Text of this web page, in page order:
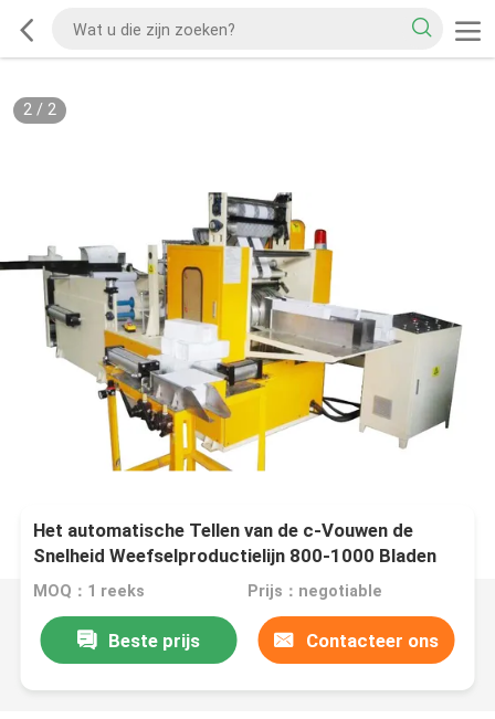
2/ 2
Het automatische Tellen van de c-Vouwen de
Snelheid Weefselproductielijn 800-1000 Bladen
per Min
MOQ：1 reeks Prijs：negotiable
Beste prijs Contacteer ons